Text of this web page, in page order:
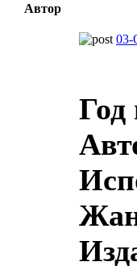
Автор
03-
Год